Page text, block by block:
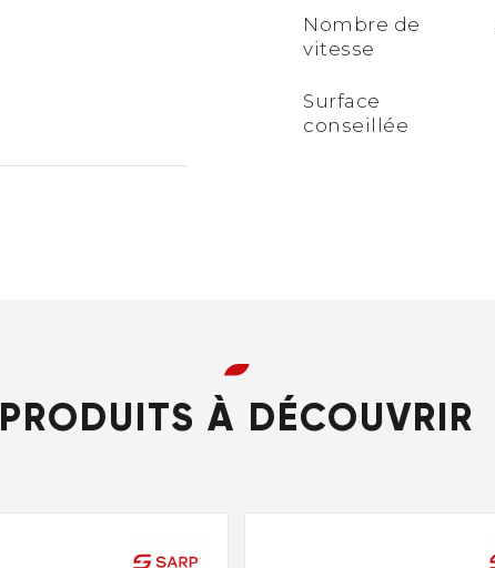
Nombre de
vitesse
Surface
conseillée ​
PRODUITS À DÉCOUVRIR